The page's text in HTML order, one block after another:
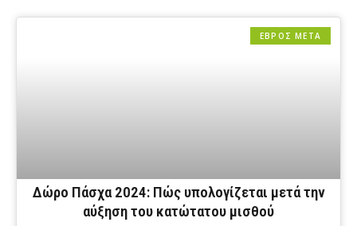
ΕΒΡΟΣ ΜΕΤΑ
Δώρο Πάσχα 2024: Πώς υπολογίζεται μετά την
αύξηση του κατώτατου μισθού